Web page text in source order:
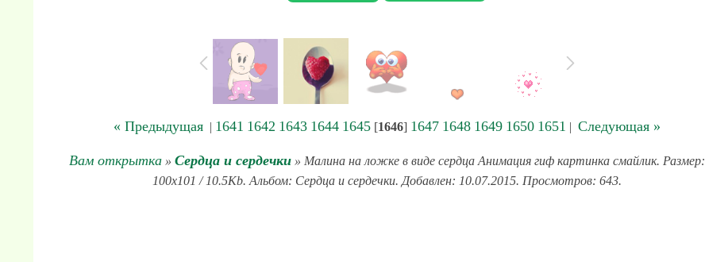
« Предыдущая| 1641 1642 1643 1644 1645[1646] 1647 1648 1649 1650 1651 | Следующая »
Вам открытка» Сердца и сердечки» Малина на ложке в виде сердца Анимация гиф картинка смайлик. Размер:
100x101 / 10.5Kb. Альбом: Сердца и сердечки. Добавлен: 10.07.2015. Просмотров: 643.